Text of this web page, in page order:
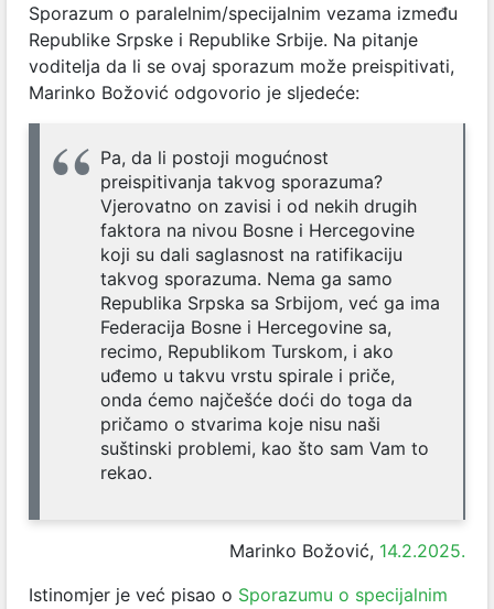
Sporazum o paralelnim/specijalnim vezama između
Republike Srpske i Republike Srbije. Na pitanje
voditelja da li se ovaj sporazum može preispitivati,
Marinko Božović odgovorio je sljedeće:
Pa, da li postoji mogućnost
preispitivanja takvog sporazuma?
Vjerovatno on zavisi i od nekih drugih
faktora na nivou Bosne i Hercegovine
koji su dali saglasnost na ratifikaciju
takvog sporazuma. Nema ga samo
Republika Srpska sa Srbijom, već ga ima
Federacija Bosne i Hercegovine sa,
recimo, Republikom Turskom, i ako
uđemo u takvu vrstu spirale i priče,
onda ćemo najčešće doći do toga da
pričamo o stvarima koje nisu naši
suštinski problemi, kao što sam Vam to
rekao.
Marinko Božović, 14.2.2025.
Istinomjer je već pisao o Sporazumu o specijalnim